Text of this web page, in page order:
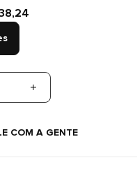
COM A GENTE